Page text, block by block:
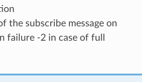
the subscribe message on
failure -2 in case of full